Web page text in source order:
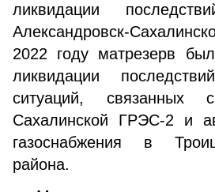
ликвидации
Александровск-
2022 году матрезерв
ликвидации
ситуаций,
Сахалинской ГРЭС-2 и
газоснабжения в
района.